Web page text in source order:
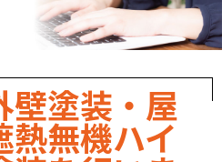
塗装・屋
無機ハイ